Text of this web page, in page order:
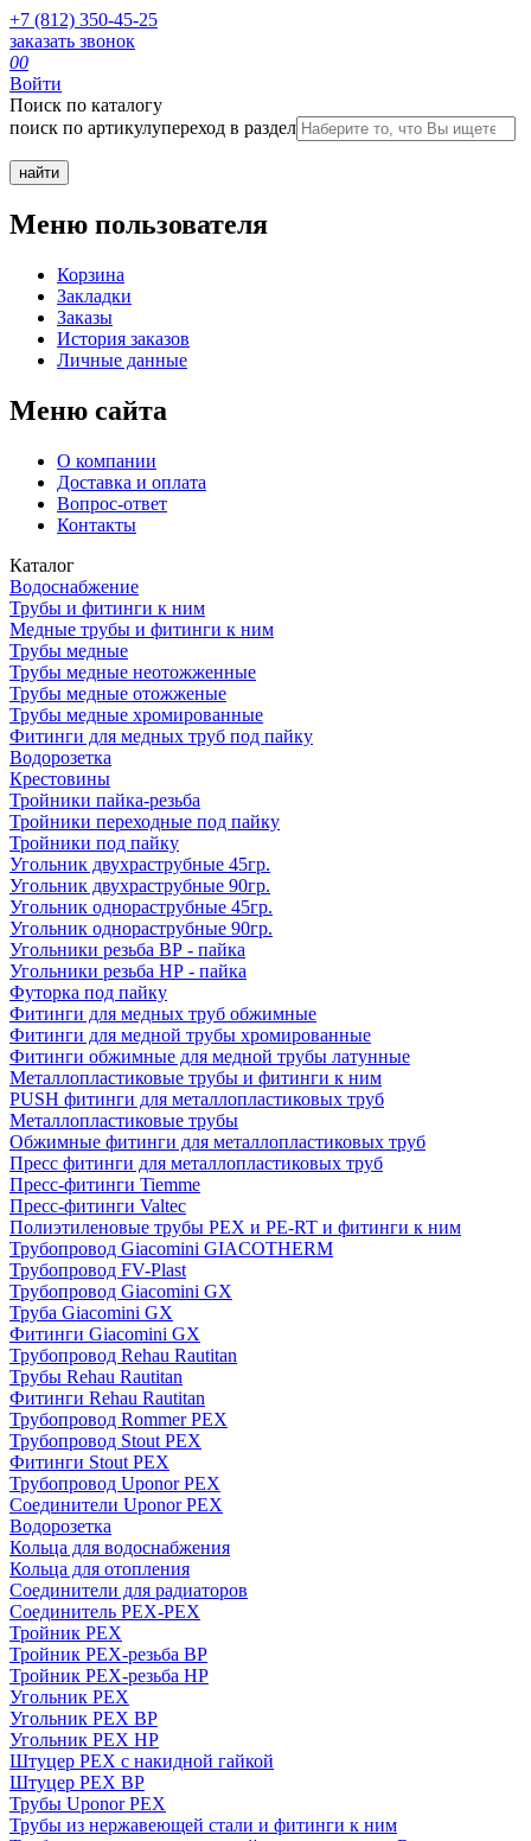
+7 (812) 350-45-25
заказать звонок
00
Войти
Поиск по каталогу
поиск по артикулупереход в раздел
Меню пользователя
Корзина
Закладки
Заказы
История заказов
Личные данные
Меню сайта
О компании
Доставка и оплата
Вопрос-ответ
Контакты
Каталог
Водоснабжение
Трубы и фитинги к ним
Медные трубы и фитинги к ним
Трубы медные
Трубы медные неотожженные
Трубы медные отожженые
Трубы медные хромированные
Фитинги для медных труб под пайку
Водорозетка
Крестовины
Тройники пайка-резьба
Тройники переходные под пайку
Тройники под пайку
Угольник двухраструбные 45гр.
Угольник двухраструбные 90гр.
Угольник однораструбные 45гр.
Угольник однораструбные 90гр.
Угольники резьба ВР - пайка
Угольники резьба НР - пайка
Футорка под пайку
Фитинги для медных труб обжимные
Фитинги для медной трубы хромированные
Фитинги обжимные для медной трубы латунные
Металлопластиковые трубы и фитинги к ним
PUSH фитинги для металлопластиковых труб
Металлопластиковые трубы
Обжимные фитинги для металлопластиковых труб
Пресс фитинги для металлопластиковых труб
Пресс-фитинги Tiemme
Пресс-фитинги Valtec
Полиэтиленовые трубы PEX и PE-RT и фитинги к ним
Трубопровод Giacomini GIACOTHERM
Трубопровод FV-Plast
Трубопровод Giacomini GX
Труба Giacomini GX
Фитинги Giacomini GX
Трубопровод Rehau Rautitan
Трубы Rehau Rautitan
Фитинги Rehau Rautitan
Трубопровод Rommer PEX
Трубопровод Stout PEX
Фитинги Stout PEX
Трубопровод Uponor PEX
Соединители Uponor PEX
Водорозетка
Кольца для водоснабжения
Кольца для отопления
Соединители для радиаторов
Соединитель PEX-PEX
Тройник PEX
Тройник PEX-резьба ВР
Тройник PEX-резьба НР
Угольник PEX
Угольник PEX ВР
Угольник PEX НР
Штуцер PEX c накидной гайкой
Штуцер PEX ВР
Трубы Uponor PEX
Трубы из нержавеющей стали и фитинги к ним